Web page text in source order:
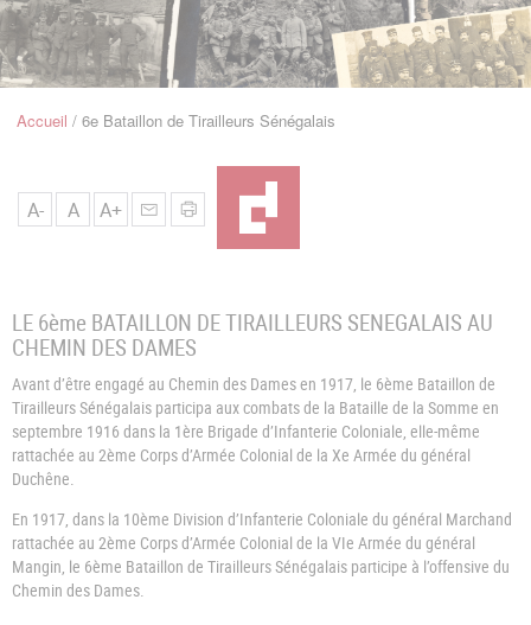
Navigation
FilAccueil 6e Bataillon de Tirailleurs Sénégalais
A- A A+
LE 6ème BATAILLON DE TIRAILLEURS SENEGALAIS AU
CHEMIN DES DAMES
Avant d’être engagé au Chemin des Dames en 1917, le 6ème Bataillon de
Tirailleurs Sénégalais participa aux combats de la Bataille de la Somme en
septembre 1916 dans la 1ère Brigade d’Infanterie Coloniale, elle-même
rattachée au 2ème Corps d’Armée Colonial de la Xe Armée du général
Duchêne.
En 1917, dans la 10ème Division d’Infanterie Coloniale du général Marchand
rattachée au 2ème Corps d’Armée Colonial de la VIe Armée du général
Mangin, le 6ème Bataillon de Tirailleurs Sénégalais participe à l’offensive du
Chemin des Dames.